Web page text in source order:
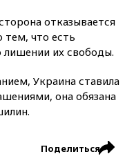
отказывается
тем, что есть
лишении их свободы.
Украина ставила
она обязана
Поделиться